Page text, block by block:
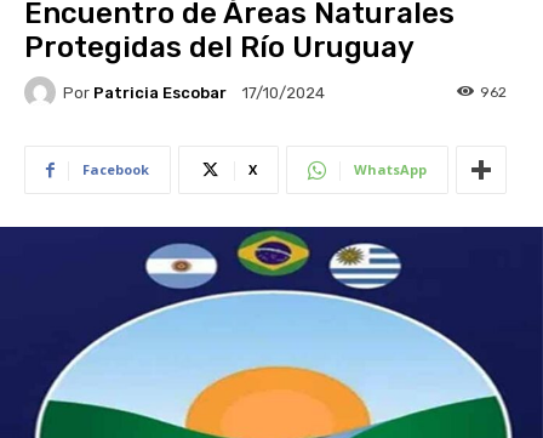
Encuentro de Áreas Naturales
Protegidas del Río Uruguay
Por Patricia Escobar 17/10/2024 962
Facebook X WhatsApp